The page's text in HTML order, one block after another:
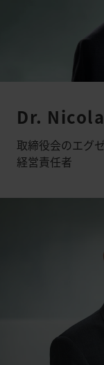
Dr.
取締役会のエグ
経営責任者